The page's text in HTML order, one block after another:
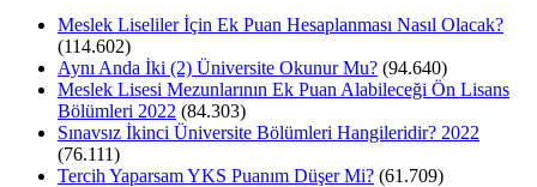
Meslek Liseliler İçin Ek Puan Hesaplanması Nasıl Olacak?
(114.602)
Aynı Anda İki (2) Üniversite Okunur Mu? (94.640)
Meslek Lisesi Mezunlarının Ek Puan Alabileceği Ön Lisans
Bölümleri 2022 (84.303)
Sınavsız İkinci Üniversite Bölümleri Hangileridir? 2022
(76.111)
Tercih Yaparsam YKS Puanım Düşer Mi? (61.709)